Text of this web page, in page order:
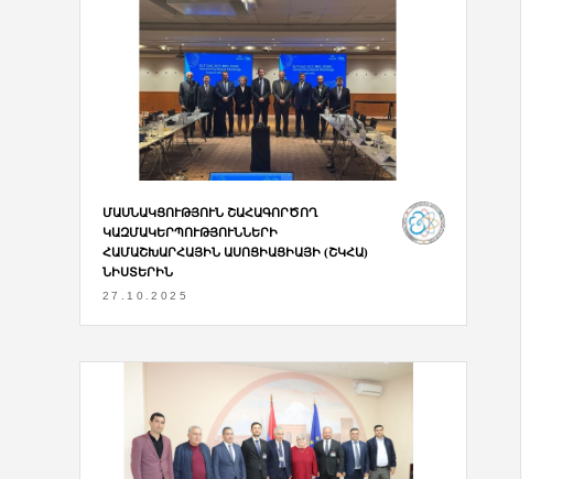
ՄԱՍՆԱԿՑՈՒԹՅՈՒՆ ՇԱՀԱԳՈՐԾՈՂ
ԿԱԶՄԱԿԵՐՊՈՒԹՅՈՒՆՆԵՐԻ
ՀԱՄԱՇԽԱՐՀԱՅԻՆ ԱՍՈՑԻԱՑԻԱՅԻ (ՇԿՀԱ)
ՆԻՍՏԵՐԻՆ
27.10.2025